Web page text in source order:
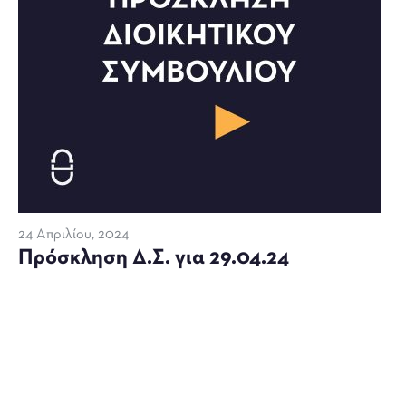
24 Απριλίου, 2024
Πρόσκληση Δ.Σ. για 29.04.24